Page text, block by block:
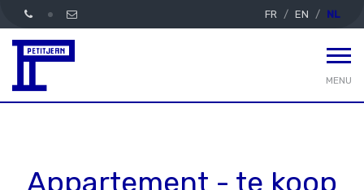
FR EN NL
MENU
Appartement - te koop